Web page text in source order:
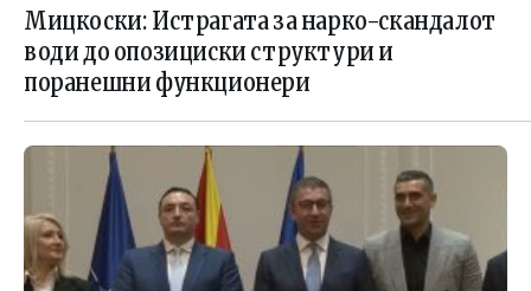
ИСТРАГАТА
Мицкоски: Истрагата за нарко-скандалот
води до опозициски структури и
поранешни функционери